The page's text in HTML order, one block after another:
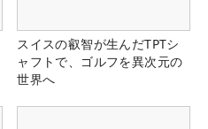
スイスの叡智が生んだTPTシ
ャフトで、ゴルフを異次元の
世界へ